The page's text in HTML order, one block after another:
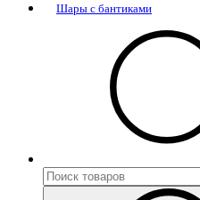
Шары с бантиками